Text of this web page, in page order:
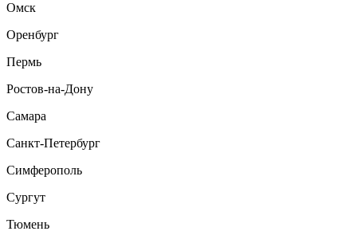
Омск
Оренбург
Пермь
Ростов-на-Дону
Самара
Санкт-Петербург
Симферополь
Сургут
Тюмень